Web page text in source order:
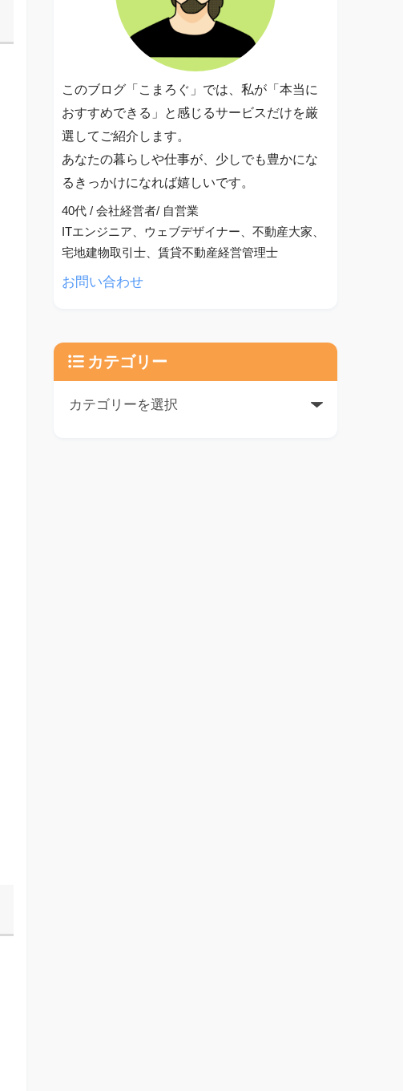
このブログ「こまろぐ」では、私が「本当に
おすすめできる」と感じるサービスだけを厳
選してご紹介します。
あなたの暮らしや仕事が、少しでも豊かにな
るきっかけになれば嬉しいです。
40代 / 会社経営者/ 自営業
ITエンジニア、ウェブデザイナー、不動産大家、
宅地建物取引士、賃貸不動産経営管理士
お問い合わせ
カテゴリー